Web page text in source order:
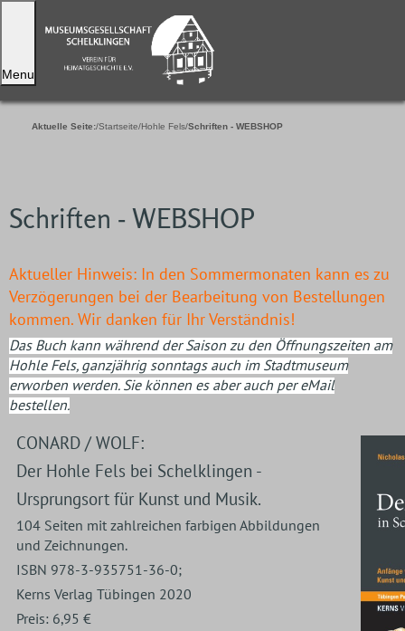
Menu
Aktuelle Seite: Startseite Hohle Fels Schriften - WEBSHOP
Schriften - WEBSHOP
Aktueller Hinweis: In den Sommermonaten kann es zu
Verzögerungen bei der Bearbeitung von Bestellungen
kommen. Wir danken für Ihr Verständnis!
Das Buch kann während der Saison zu den Öffnungszeiten am
Hohle Fels, ganzjährig sonntags auch im Stadtmuseum
erworben werden. Sie können es aber auch per eMail
bestellen.
CONARD / WOLF:
Der Hohle Fels bei Schelklingen -
Ursprungsort für Kunst und Musik.
104 Seiten mit zahlreichen farbigen Abbildungen
und Zeichnungen.
ISBN 978-3-935751-36-0;
Kerns Verlag Tübingen 2020
Preis: 6,95 €